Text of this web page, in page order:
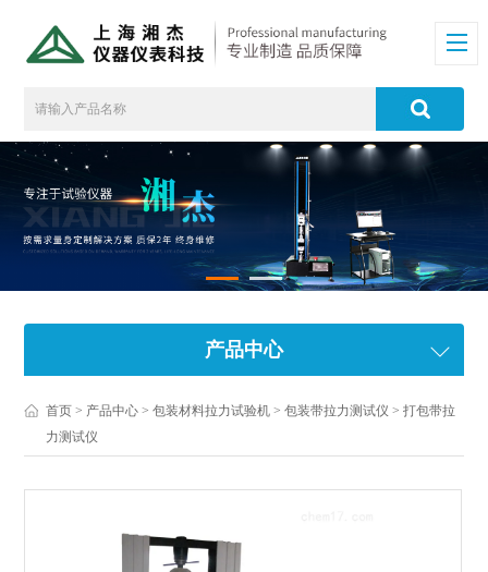
产品中心
首页 > 产品中心 >包装材料拉力试验机 >包装带拉力测试仪 > 打包带拉
力测试仪